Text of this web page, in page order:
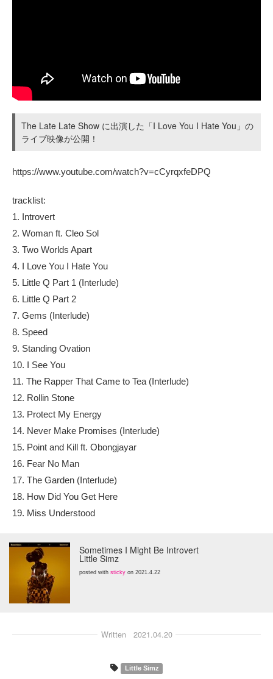
The Late Late Show に出演した「I Love You I Hate You」の
ライブ映像が公開！
https://www.youtube.com/watch?v=cCyrqxfeDPQ
tracklist:
1. Introvert
2. Woman ft. Cleo Sol
3. Two Worlds Apart
4. I Love You I Hate You
5. Little Q Part 1 (Interlude)
6. Little Q Part 2
7. Gems (Interlude)
8. Speed
9. Standing Ovation
10. I See You
11. The Rapper That Came to Tea (Interlude)
12. Rollin Stone
13. Protect My Energy
14. Never Make Promises (Interlude)
15. Point and Kill ft. Obongjayar
16. Fear No Man
17. The Garden (Interlude)
18. How Did You Get Here
19. Miss Understood
Sometimes I Might Be Introvert
Little Simz
posted with sticky on 2021.4.22
Written 2021.04.20
Little Simz